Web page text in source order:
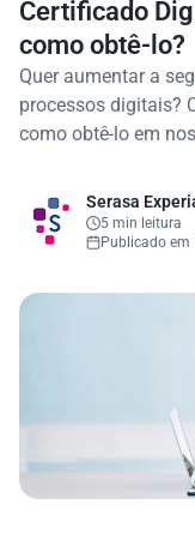
Certificado
como obtê-lo?
Quer aumentar a
processos digitais?
como obtê-lo em
Serasa
5 min leitura
Publicado em